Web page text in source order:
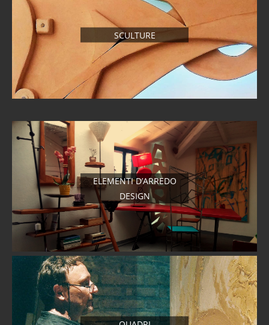
SCULTURE
ELEMENTI D’ARREDO
DESIGN